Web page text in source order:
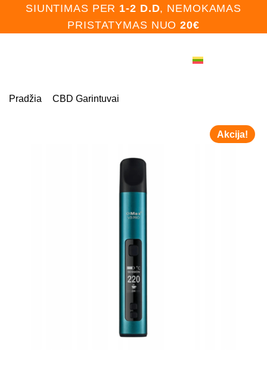
content
SIUNTIMAS PER 1-2 D.D, NEMOKAMAS
PRISTATYMAS NUO20€
Pradžia CBD Garintuvai
Akcija!